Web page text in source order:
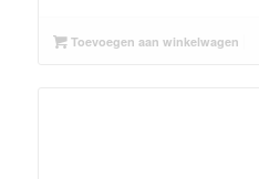
Toevoegen aan winkelwagen